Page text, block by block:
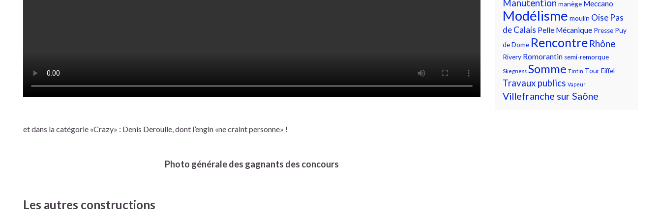
et dans la catégorie «Crazy» : Denis Deroulle, dont l’engin «ne craint personne» !
Photo générale des gagnants des concours
Les autres constructions
Manutention manège Meccano
Modélisme moulin Oise Pas
de Calais Pelle Mécanique Presse Puy
de Dome Rencontre Rhône
Rivery Romorantin semi-remorque
Skegness Somme Tintin Tour Eiffel
Travaux publics Vapeur
Villefranche sur Saône